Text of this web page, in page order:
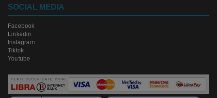
SOCIAL MEDIA
Facebook
Linkedin
Instagram
Tiktok
Youtube